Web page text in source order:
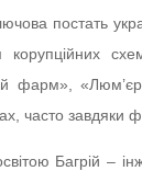
постать
корупційних
фарм», «Люм’єр
часто завдяки
Багрій –